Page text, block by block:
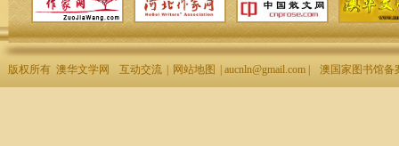
版权所有 澳华文学网 互动交流 网站地图 | aucnln@gmail.com | 澳国家图书馆备